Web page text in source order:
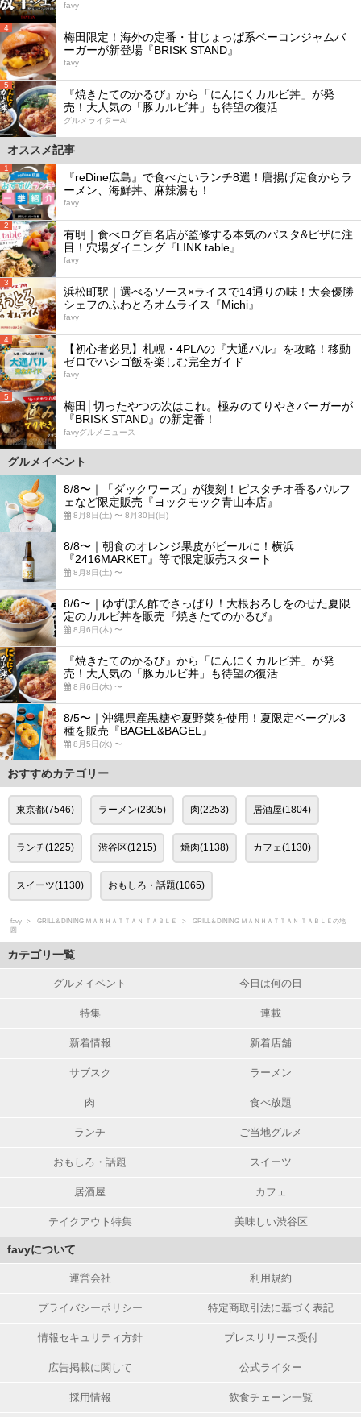
favy
4
梅田限定！海外の定番・甘じょっぱ系ベーコンジャムバ
ーガーが新登場『BRISK STAND』
favy
5
『焼きたてのかるび』から「にんにくカルビ丼」が発
売！大人気の「豚カルビ丼」も待望の復活
グルメライターAI
オススメ記事
1
『reDine広島』で食べたいランチ8選！唐揚げ定食からラ
ーメン、海鮮丼、麻辣湯も！
favy
2
有明｜食べログ百名店が監修する本気のパスタ&ピザに注
目！穴場ダイニング『LINK table』
favy
3
浜松町駅｜選べるソース×ライスで14通りの味！大会優勝
シェフのふわとろオムライス『Michi』
favy
4
【初心者必見】札幌・4PLAの『大通バル』を攻略！移動
ゼロでハシゴ飯を楽しむ完全ガイド
favy
5
梅田│切ったやつの次はこれ。極みのてりやきバーガーが
『BRISK STAND』の新定番！
favyグルメニュース
グルメイベント
8/8〜｜「ダックワーズ」が復刻！ピスタチオ香るパルフ
ェなど限定販売『ヨックモック青山本店』
8月8日(土) 〜 8月30日(日)
8/8〜｜朝食のオレンジ果皮がビールに！横浜
『2416MARKET』等で限定販売スタート
8月8日(土) 〜
8/6〜｜ゆずぽん酢でさっぱり！大根おろしをのせた夏限
定のカルビ丼を販売『焼きたてのかるび』
8月6日(木) 〜
『焼きたてのかるび』から「にんにくカルビ丼」が発
売！大人気の「豚カルビ丼」も待望の復活
8月6日(木) 〜
8/5〜｜沖縄県産黒糖や夏野菜を使用！夏限定ベーグル3
種を販売『BAGEL&BAGEL』
8月5日(水) 〜
おすすめカテゴリー
東京都(7546) ラーメン(2305) 肉(2253) 居酒屋(1804)
ランチ(1225) 渋谷区(1215) 焼肉(1138) カフェ(1130)
スイーツ(1130) おもしろ・話題(1065)
favy GRILL＆DINING ＭＡＮＨＡＴＴＡＮ ＴＡＢＬＥ
GRILL＆DINING ＭＡＮＨＡＴＴＡＮ ＴＡＢＬＥの地
図
カテゴリ一覧
グルメイベント 今日は何の日
特集 連載
新着情報 新着店舗
サブスク ラーメン
肉 食べ放題
ランチ ご当地グルメ
おもしろ・話題 スイーツ
居酒屋 カフェ
テイクアウト特集 美味しい渋谷区
favyについて
運営会社 利用規約
プライバシーポリシー 特定商取引法に基づく表記
情報セキュリティ方針 プレスリリース受付
広告掲載に関して 公式ライター
採用情報 飲食チェーン一覧